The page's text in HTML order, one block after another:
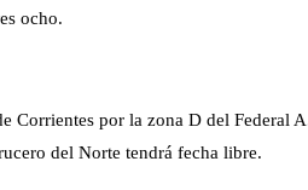
ocho.
Corrientes por la zona D del Federal
del Norte tendrá fecha libre.